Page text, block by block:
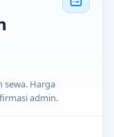
sewa. Harga
admin.